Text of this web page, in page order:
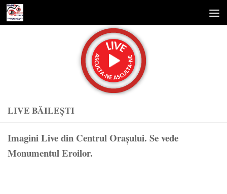
Skip to content
LIVE BĂILEȘTI
Imagini Live din Centrul Orașului. Se vede
Monumentul Eroilor.